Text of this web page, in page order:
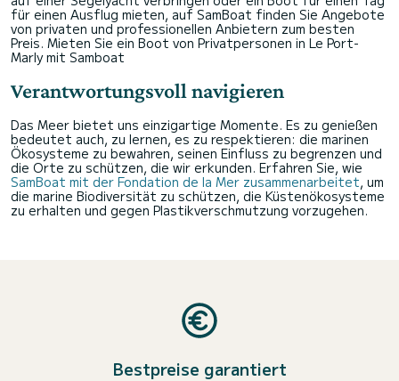
für einen Ausflug mieten, auf SamBoat finden Sie Angebote
von privaten und professionellen Anbietern zum besten
Preis. Mieten Sie ein Boot von Privatpersonen in Le Port-
Marly mit Samboat
Verantwortungsvoll navigieren
Das Meer bietet uns einzigartige Momente. Es zu genießen
bedeutet auch, zu lernen, es zu respektieren: die marinen
Ökosysteme zu bewahren, seinen Einfluss zu begrenzen und
die Orte zu schützen, die wir erkunden. Erfahren Sie, wie
SamBoat mit der Fondation de la Mer zusammenarbeitet, um
die marine Biodiversität zu schützen, die Küstenökosysteme
zu erhalten und gegen Plastikverschmutzung vorzugehen.
Bestpreise garantiert